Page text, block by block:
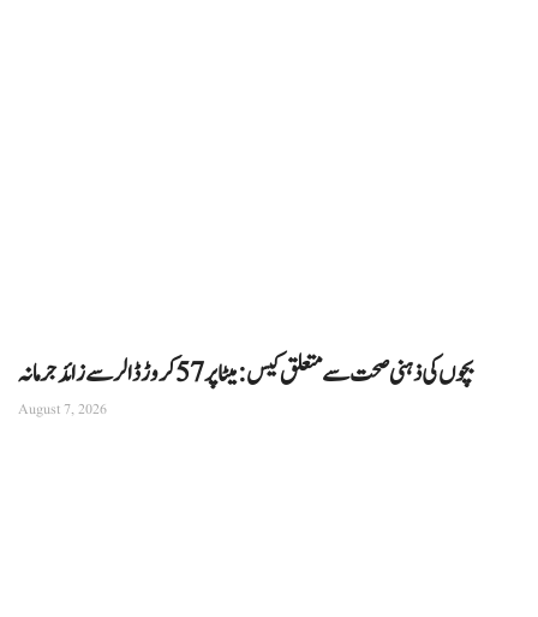
بچوں کی ذہنی صحت سے متعلق کیس: میٹا پر 57 کروڑ ڈالر سے زائد جرمانہ
August 7, 2026